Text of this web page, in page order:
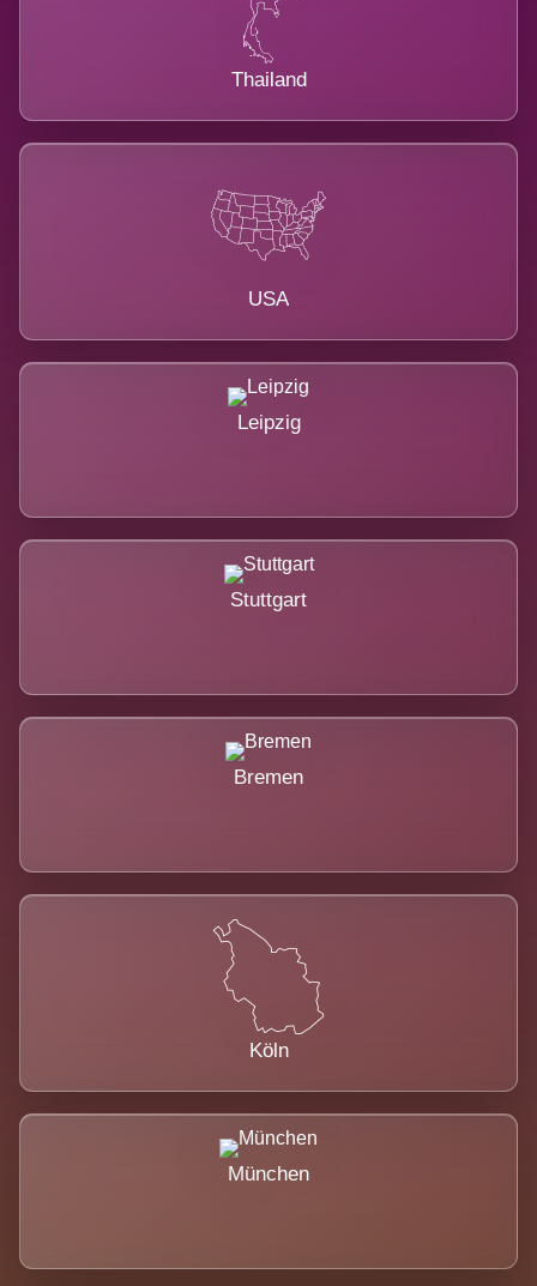
Thailand
USA
Leipzig
Stuttgart
Bremen
Köln
München